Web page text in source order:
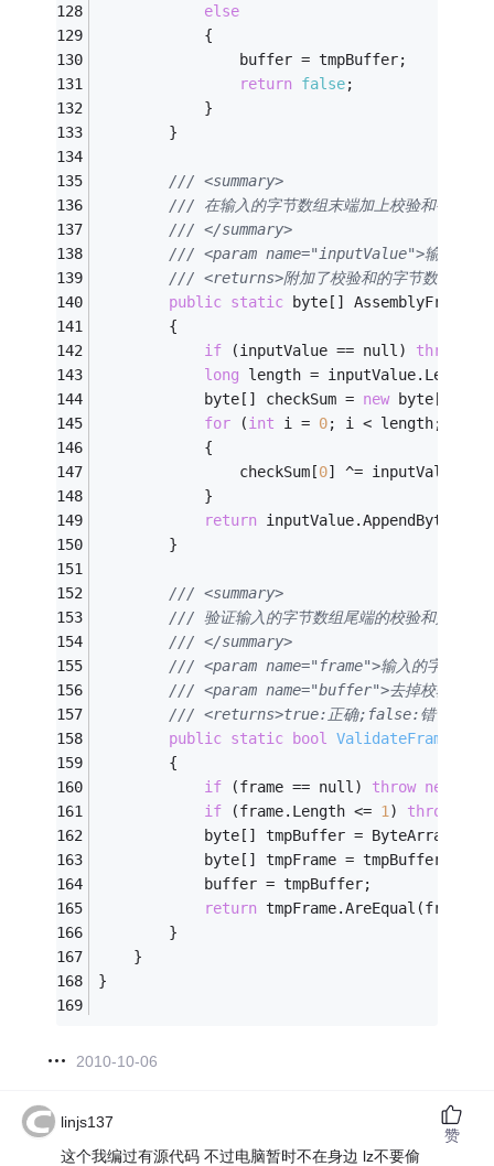
else
            {
                buffer = tmpBuffer;
return false;
            }
        }
/// <summary>
/// 在输入的字节数组末端加上校验和字节,校
/// </summary>
/// <param name="inputValue">输入的字
/// <returns>附加了校验和的字节数组</
public static byte[]
        {
if (inputValue == null) throw
long length = inputValue.Length;
            byte[] checkSum =
new byte[] {
for (int i = 0; i < length; i++)
            {
                checkSum[
0] ^=
            }
return
        }
/// <summary>
/// 验证输入的字节数组尾端的校验和是否正
/// </summary>
/// <param name="frame">输入的字符数组
/// <param name="buffer">去掉校验和的
/// <returns>true:正确;false:错误</
public static bool
        {
if (frame == null) throw new
if (frame.Length <= 1) throw
byte[] tmpBuffer =
byte[] tmpFrame =
            buffer = tmpBuffer;
return tmpFrame.AreEqual(frame);
        }
    }
}
2010-10-06
linjs137
这个我编过有源代码 不过电脑暂时不在身边 lz不要偷
赞